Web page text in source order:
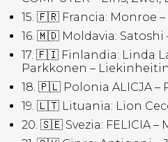
15. 🇫🇷 Francia: Monroe –
16. 🇲🇩 Moldavia: Satoshi
17. 🇫🇮 Finlandia: Linda
Parkkonen – Liekinheitin
18. 🇵🇱 Polonia ALICJA –
19. 🇱🇹 Lituania: Lion
20. 🇸🇪 Svezia: FELICIA –